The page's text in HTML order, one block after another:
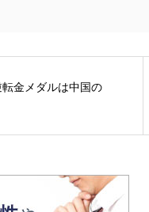
金メダルは中国の